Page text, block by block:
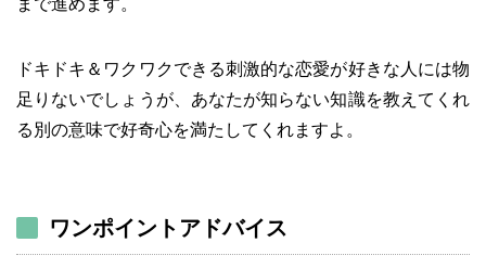
ドキドキ＆ワクワクできる刺激的な恋愛が好きな人には物
足りないでしょうが、あなたが知らない知識を教えてくれ
る別の意味で好奇心を満たしてくれますよ。
ワンポイントアドバイス